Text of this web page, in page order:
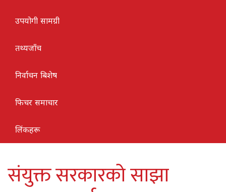
उपयोगी सामग्री
तथ्यजाँच
निर्वाचन बिशेष
फिचर समाचार
लिंकहरू
संयुक्त सरकारको साझा